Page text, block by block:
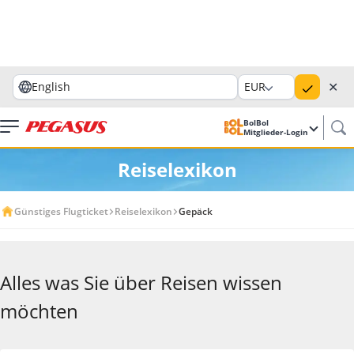
English EUR ✕
BolBol
Mitglieder-Login
Reiselexikon
Günstiges Flugticket Reiselexikon Gepäck
Alles was Sie über Reisen wissen
möchten